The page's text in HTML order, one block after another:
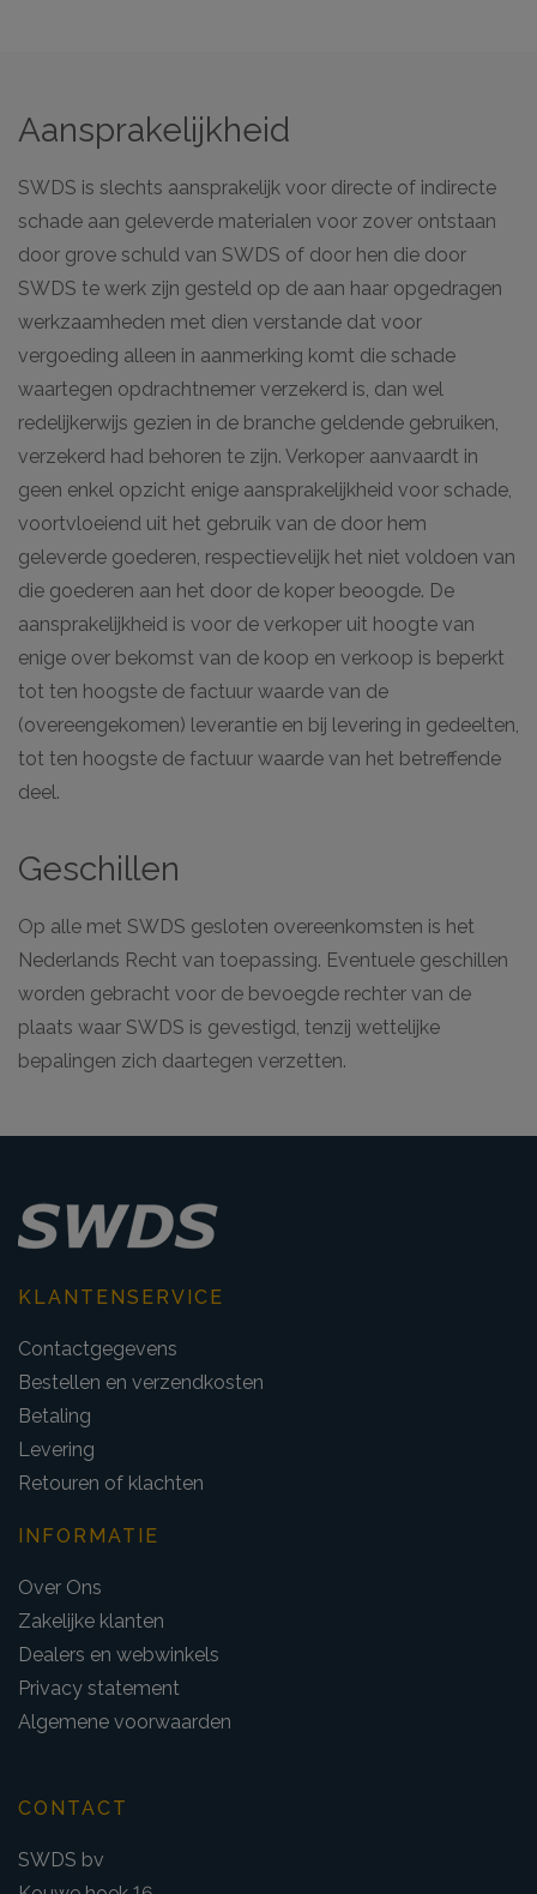
Aansprakelijkheid
SWDS is slechts aansprakelijk voor directe of indirecte
schade aan geleverde materialen voor zover ontstaan
door grove schuld van SWDS of door hen die door
SWDS te werk zijn gesteld op de aan haar opgedragen
werkzaamheden met dien verstande dat voor
vergoeding alleen in aanmerking komt die schade
waartegen opdrachtnemer verzekerd is, dan wel
redelijkerwijs gezien in de branche geldende gebruiken,
verzekerd had behoren te zijn. Verkoper aanvaardt in
geen enkel opzicht enige aansprakelijkheid voor schade,
voortvloeiend uit het gebruik van de door hem
geleverde goederen, respectievelijk het niet voldoen van
die goederen aan het door de koper beoogde. De
aansprakelijkheid is voor de verkoper uit hoogte van
enige over bekomst van de koop en verkoop is beperkt
tot ten hoogste de factuur waarde van de
(overeengekomen) leverantie en bij levering in gedeelten,
tot ten hoogste de factuur waarde van het betreffende
deel.
Geschillen
Op alle met SWDS gesloten overeenkomsten is het
Nederlands Recht van toepassing. Eventuele geschillen
worden gebracht voor de bevoegde rechter van de
plaats waar SWDS is gevestigd, tenzij wettelijke
bepalingen zich daartegen verzetten.
KLANTENSERVICE
Contactgegevens
Bestellen en verzendkosten
Betaling
Levering
Retouren of klachten
INFORMATIE
Over Ons
Zakelijke klanten
Dealers en webwinkels
Privacy statement
Algemene voorwaarden
CONTACT
SWDS bv